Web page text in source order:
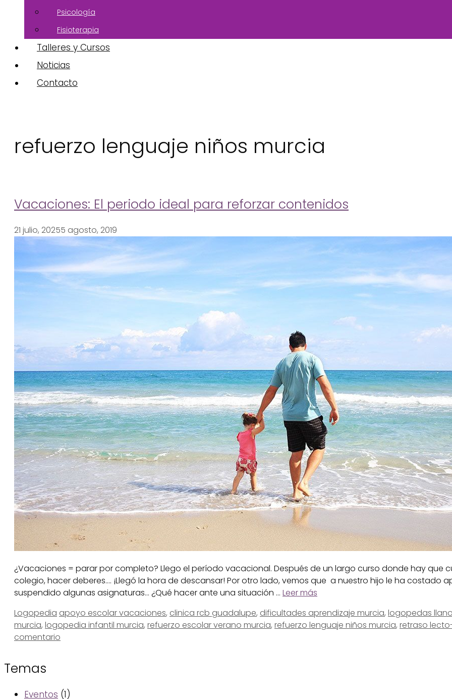
Psicología
Fisioterapia
Talleres y Cursos
Noticias
Contacto
refuerzo lenguaje niños murcia
Vacaciones: El periodo ideal para reforzar contenidos
21 julio, 20255 agosto, 2019
¿Vacaciones = parar por completo? Llego el período vacacional. Después de un largo curso donde hay que
colegio, hacer deberes…. ¡Llegó la hora de descansar! Por otro lado, vemos que a nuestro hijo le ha costado
suspendido algunas asignaturas… ¿Qué hacer ante una situación … Leer más
Categorías
Logopedia Etiquetas
apoyo escolar vacaciones, clinica rcb guadalupe, dificultades aprendizaje murcia, logopedas
murcia, logopedia infantil murcia, refuerzo escolar verano murcia, refuerzo lenguaje niños murcia, retraso
comentario
Temas
Eventos (1)